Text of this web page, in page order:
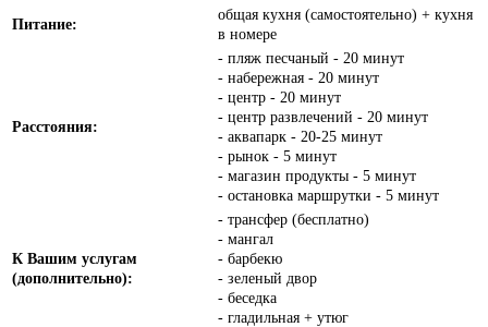
Питание:
общая кухня (самостоятельно) + кухня
в номере
Расстояния:
- пляж песчаный - 20 минут
- набережная - 20 минут
- центр - 20 минут
- центр развлечений - 20 минут
- аквапарк - 20-25 минут
- рынок - 5 минут
- магазин продукты - 5 минут
- остановка маршрутки - 5 минут
К Вашим услугам
(дополнительно):
- трансфер (бесплатно)
- мангал
- барбекю
- зеленый двор
- беседка
- гладильная + утюг